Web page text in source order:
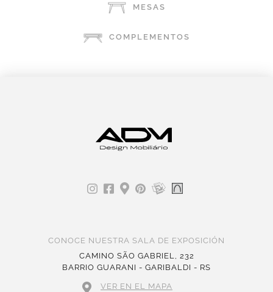
MESAS
COMPLEMENTOS
CONOCE NUESTRA SALA DE EXPOSICIÓN
CAMINO SÃO GABRIEL, 232
BARRIO GUARANI - GARIBALDI - RS
VER EN EL MAPA